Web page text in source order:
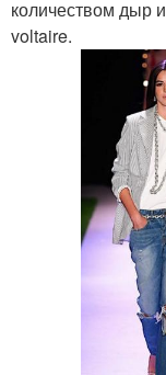
количеством дыр
voltaire.